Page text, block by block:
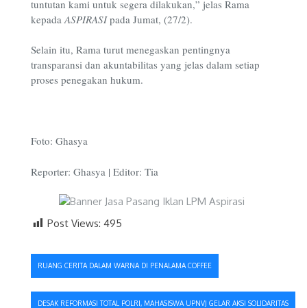
tuntutan kami untuk segera dilakukan,” jelas Rama
kepada ASPIRASIpada Jumat, (27/2).
Selain itu, Rama turut menegaskan pentingnya
transparansi dan akuntabilitas yang jelas dalam setiap
proses penegakan hukum.
Foto: Ghasya
Reporter: Ghasya | Editor: Tia
Post Views: 495
Navigasi
pos
RUANG CERITA DALAM WARNA DI PENALAMA COFFEE
DESAK REFORMASI TOTAL POLRI, MAHASISWA UPNVJ GELAR AKSI SOLIDARITAS